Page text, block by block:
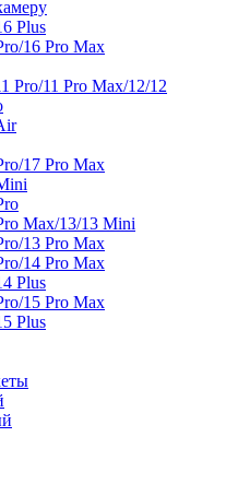
Plus
16 Pro Max
Pro/11 Pro Max/12/12
17 Pro Max
Max/13/13 Mini
13 Pro Max
14 Pro Max
Plus
15 Pro Max
Plus